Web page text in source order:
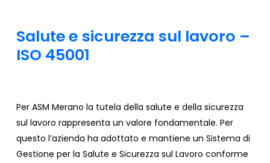
Saluteesicurezza sul lavoro –
ISO 45001
Per ASM Merano la tutela della salute e della sicurezza
sul lavoro rappresenta un valore fondamentale. Per
questo l’azienda ha adottato e mantiene un Sistema di
Gestione per la Salute e Sicurezza sul Lavoro conforme